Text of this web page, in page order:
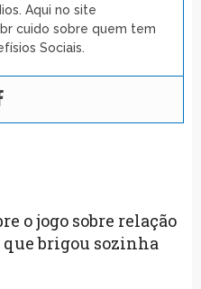
Aqui no site
cuido sobre quem tem
Sociais.
o jogo sobre relação
que brigou sozinha